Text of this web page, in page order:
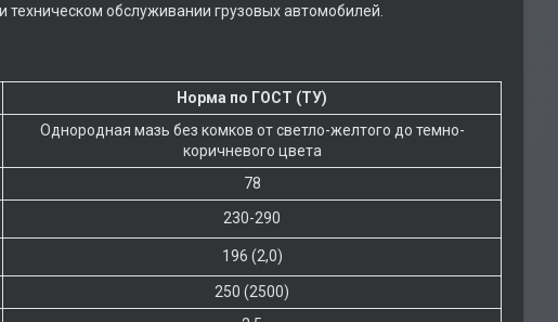
при техническом обслуживании грузовых автомобилей.
Норма по ГОСТ (ТУ)
Однородная мазь без комков от светло-желтого до темно-
коричневого цвета
78
230-290
196 (2,0)
250 (2500)